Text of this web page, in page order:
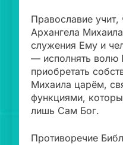
Православие
Архангела
служения Ему и
— исполнять волю
приобретать
Михаила царём,
функциями,
лишь Сам Бог.
Противоречие